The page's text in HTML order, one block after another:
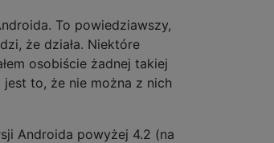
To powiedziawszy,
że działa. Niektóre
osobiście żadnej takiej
to, że nie można z nich
Androida powyżej 4.2 (na